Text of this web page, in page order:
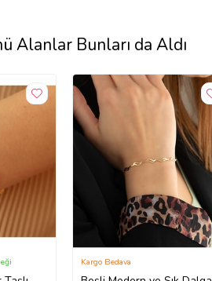
Alanlar Bunları da Aldı
Kargo Bedava